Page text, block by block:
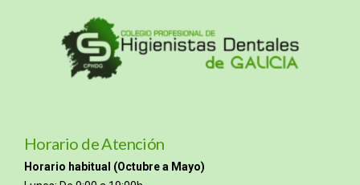
Horario de Atención
Horario habitual (Octubre a Mayo)